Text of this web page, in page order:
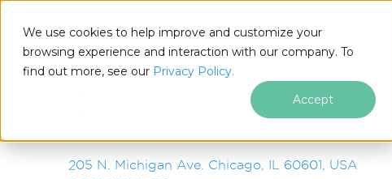
We use cookies to help improve and customize your
browsing experience and interaction with our company. To
find out more, see our Privacy Policy.
Accept
IRONSOFTWARE
PRODUTOS
EMPRESA
205 N. Michigan Ave. Chicago, IL 60601, USA